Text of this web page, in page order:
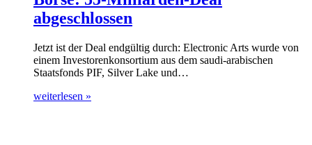
abgeschlossen
Jetzt ist der Deal endgültig durch: Electronic Arts wurde von
einem Investorenkonsortium aus dem saudi-arabischen
Staatsfonds PIF, Silver Lake und…
weiterlesen »